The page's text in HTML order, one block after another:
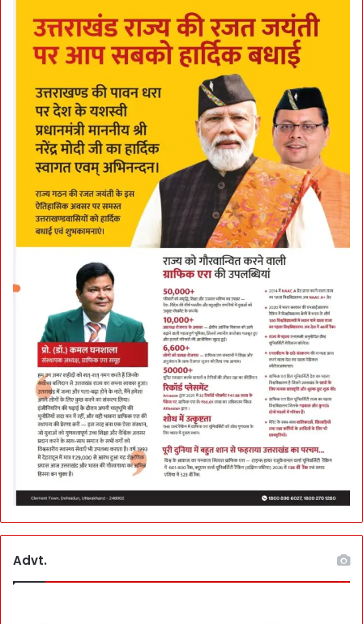
Advt.